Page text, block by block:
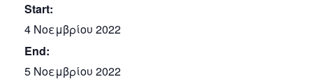
Start:
4 Νοεμβρίου 2022
End:
5 Νοεμβρίου 2022